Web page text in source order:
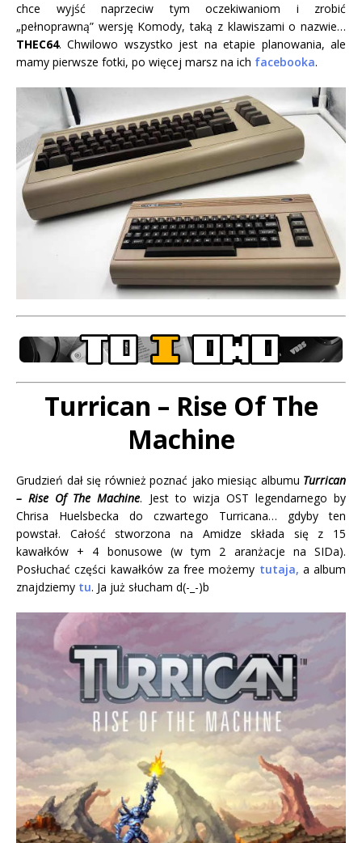
chce wyjść naprzeciw tym oczekiwaniom i zrobić
„pełnoprawną” wersję Komody, taką z klawiszami o nazwie…
THEC64. Chwilowo wszystko jest na etapie planowania, ale
mamy pierwsze fotki, po więcej marsz na ich facebooka.
Turrican – Rise Of The
Machine
Grudzień dał się również poznać jako miesiąc albumu Turrican
– Rise Of The Machine. Jest to wizja OST legendarnego by
Chrisa Huelsbecka do czwartego Turricana… gdyby ten
powstał. Całość stworzona na Amidze składa się z 15
kawałków + 4 bonusowe (w tym 2 aranżacje na SIDa).
Posłuchać części kawałków za free możemy tutaja, a album
znajdziemy tu. Ja już słucham d(-_-)b